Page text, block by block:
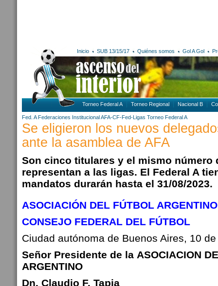
Inicio SUB 13/15/17 Quiénes somos Gol A Gol
Torneo Federal A Torneo Regional Nacional B
Fed. A Federaciones Institucional AFA-CF-Fed-Ligas Torneo Federal A
Se eligieron los nuevos
ante la asamblea de AFA
Son cinco titulares y el mismo número
representan a las ligas. El Federal A
mandatos durarán hasta el 31/08/2023.
ASOCIACIÓN DEL FÚTBOL ARGENTINO
CONSEJO FEDERAL DEL FÚTBOL
Ciudad autónoma de Buenos Aires, 10
Señor Presidente de la ASOCIACION
ARGENTINO
Dn. Claudio F. Tapia